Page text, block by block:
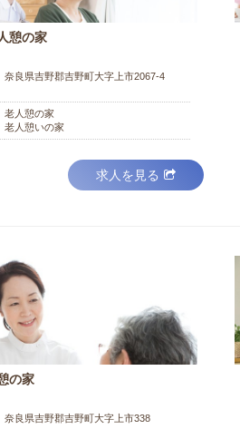
憩の家
奈良県吉野郡吉野町大字上市2067-4
老人憩の家
老人憩いの家
求人を見る
の家
奈良県吉野郡吉野町大字上市338